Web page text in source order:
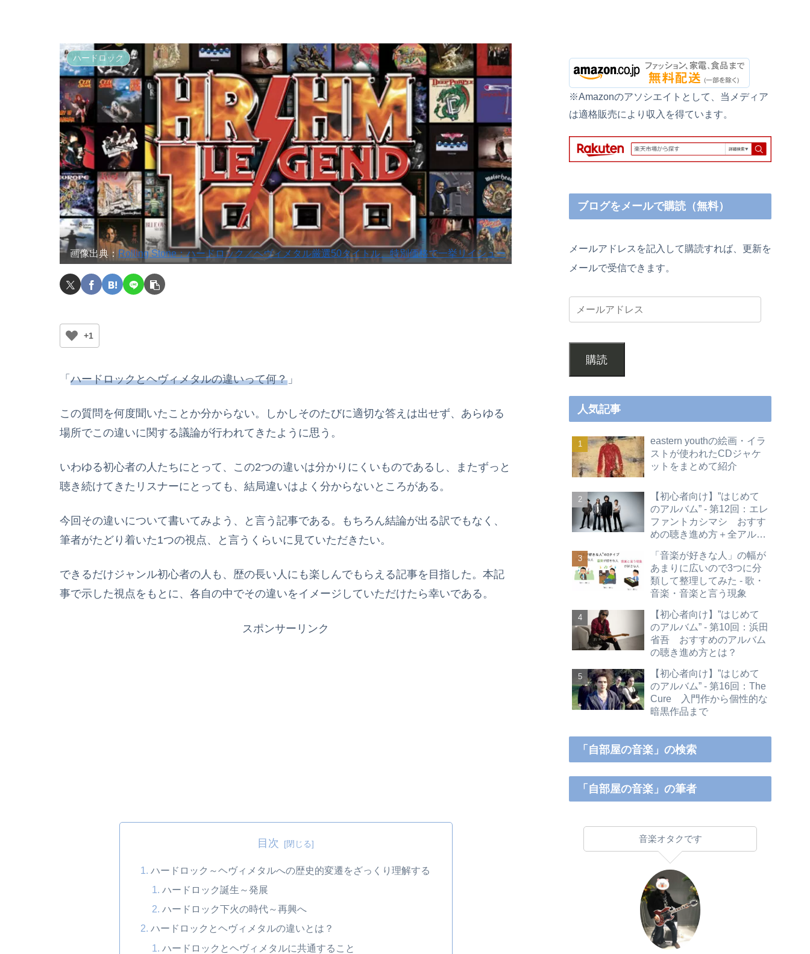
ハードロック
画像出典：Rolling Stone：ハードロック／ヘヴィメタル厳選50タイトル、特別価格で一挙リイシュー
+1
「 ハードロックとヘヴィメタルの違いって何？ 」
この質問を何度聞いたことか分からない。しかしそのたびに適切な答えは出せず、あらゆる
場所でこの違いに関する議論が行われてきたように思う。
いわゆる初心者の人たちにとって、この2つの違いは分かりにくいものであるし、またずっと
聴き続けてきたリスナーにとっても、結局違いはよく分からないところがある。
今回その違いについて書いてみよう、と言う記事である。もちろん結論が出る訳でもなく、
筆者がたどり着いた1つの視点、と言うくらいに見ていただきたい。
できるだけジャンル初心者の人も、歴の長い人にも楽しんでもらえる記事を目指した。本記
事で示した視点をもとに、各自の中でその違いをイメージしていただけたら幸いである。
スポンサーリンク
目次
ハードロック～ヘヴィメタルへの歴史的変遷をざっくり理解する
ハードロック誕生～発展
ハードロック下火の時代～再興へ
ハードロックとヘヴィメタルの違いとは？
ハードロックとヘヴィメタルに共通すること
※Amazonのアソシエイトとして、当メディア
は適格販売により収入を得ています。
ブログをメールで購読（無料）
メールアドレスを記入して購読すれば、更新を
メールで受信できます。
購読
人気記事
eastern youthの絵画・イラ
ストが使われたCDジャケ
ットをまとめて紹介
【初心者向け】”はじめて
のアルバム” - 第12回：エレ
ファントカシマシ おすす
めの聴き進め方＋全アルバ
「音楽が好きな人」の幅が
あまりに広いので3つに分
類して整理してみた - 歌・
音楽・音楽と言う現象
【初心者向け】”はじめて
のアルバム” - 第10回：浜田
省吾 おすすめのアルバム
の聴き進め方とは？
【初心者向け】”はじめて
のアルバム” - 第16回：The
Cure 入門作から個性的な
暗黒作品まで
「自部屋の音楽」の検索
「自部屋の音楽」の筆者
音楽オタクです